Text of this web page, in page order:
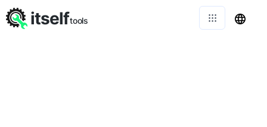
itselftools